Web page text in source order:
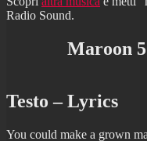
Radio Sound.
Maroon 5
Testo – Lyrics
You could make a grown